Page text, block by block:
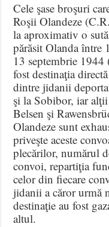
Cele şase broşuri
Roşii Olandeze
la aproximativ o
părăsit Olanda
13 septembrie
fost destinaţia
dintre jidanii
şi la Sobibor, iar
Belsen şi
Olandeze sunt
priveşte aceste
plecărilor, numărul
convoi, repartiţia
celor din fiecare
jidanii a căror urmă
destinaţie au fost
altul.